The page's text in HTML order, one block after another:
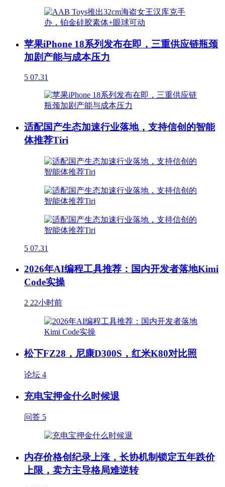
苹果iPhone 18系列发布在即，三重供应链瓶颈
加剧产能与成本压力
5 07.31
适配国产生态加速行业落地，支持信创的智能
体推荐Tiri
5 07.31
2026年AI编程工具推荐：国内开发者落地Kimi
Code实操
2 22小时前
松下FZ28，尼康D300S，红米K80对比照
论坛 4
充电宝押金什么时候退
问答 5
内存价格创纪录上涨，长协机制锁定五年跌价
上限，卖方主导格局难逆转